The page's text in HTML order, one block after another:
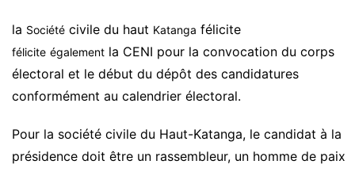
la Société civile du haut Katanga félicite
félicite également la CENI pour la convocation du corps
électoral et le début du dépôt des candidatures
conformément au calendrier électoral.
Pour la société civile du Haut-Katanga, le candidat à la
présidence doit être un rassembleur, un homme de paix